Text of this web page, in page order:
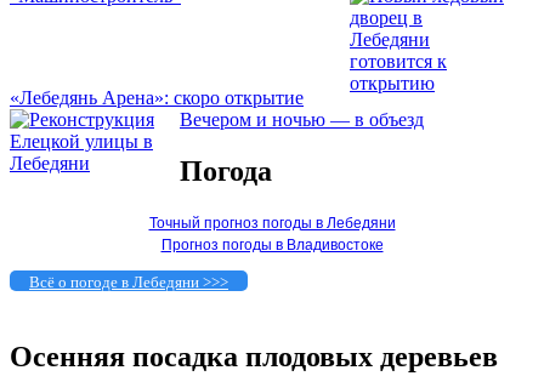
«Лебедянь Арена»: скоро открытие
Вечером и ночью — в объезд
Погода
Точный прогноз погоды в Лебедяни
Прогноз погоды в Владивостоке
Всё о погоде в Лебедяни >>>
Осенняя посадка плодовых деревьев